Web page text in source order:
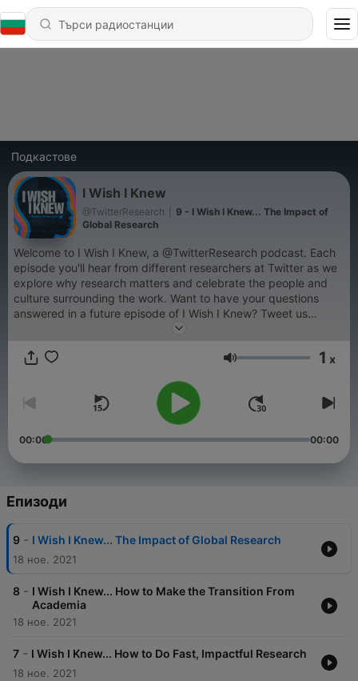
Подкастове
I Wish I Knew
@TwitterResearch
9 - I Wish I Knew... The Impact of
Global Research
Welcome to I Wish I Knew, a @TwitterResearch podcast. Each
episode you'll hear from different researchers at Twitter as we
explore why research matters and celebrate the people and
culture surrounding the work. Want to have your questions
answered in a future episode of I Wish I Knew? Tweet us
Сила на звука
1 x
00:00 00:00
Епизоди
9 - I Wish I Knew... The Impact of Global Research
18 ное. 2021
8 - I Wish I Knew... How to Make the Transition From
Academia
18 ное. 2021
7 - I Wish I Knew... How to Do Fast, Impactful Research
18 ное. 2021